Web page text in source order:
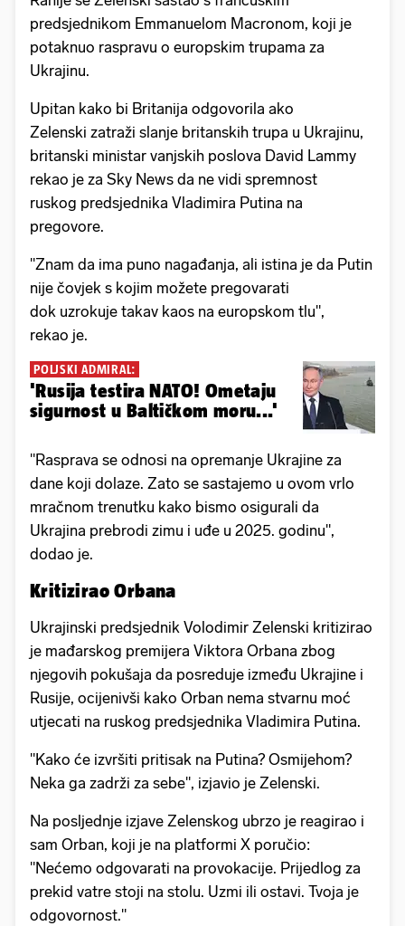
predsjednikom Emmanuelom Macronom, koji je
potaknuo raspravu o europskim trupama za
Ukrajinu.
Upitan kako bi Britanija odgovorila ako
Zelenski zatraži slanje britanskih trupa u Ukrajinu,
britanski ministar vanjskih poslova David Lammy
rekao je za Sky News da ne vidi spremnost
ruskog predsjednika Vladimira Putina na
pregovore.
"Znam da ima puno nagađanja, ali istina je da Putin
nije čovjek s kojim možete pregovarati
dok uzrokuje takav kaos na europskom tlu",
rekao je.
POLJSKI ADMIRAL:
'Rusija testira NATO! Ometaju
sigurnost u Baltičkom moru...'
"Rasprava se odnosi na opremanje Ukrajine za
dane koji dolaze. Zato se sastajemo u ovom vrlo
mračnom trenutku kako bismo osigurali da
Ukrajina prebrodi zimu i uđe u 2025. godinu",
dodao je.
Kritizirao Orbana
Ukrajinski predsjednik Volodimir Zelenski kritizirao
je mađarskog premijera Viktora Orbana zbog
njegovih pokušaja da posreduje između Ukrajine i
Rusije, ocijenivši kako Orban nema stvarnu moć
utjecati na ruskog predsjednika Vladimira Putina.
"Kako će izvršiti pritisak na Putina? Osmijehom?
Neka ga zadrži za sebe", izjavio je Zelenski.
Na posljednje izjave Zelenskog ubrzo je reagirao i
sam Orban, koji je na platformi X poručio:
"Nećemo odgovarati na provokacije. Prijedlog za
prekid vatre stoji na stolu. Uzmi ili ostavi. Tvoja je
odgovornost."